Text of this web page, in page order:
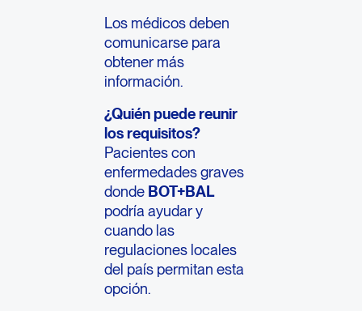
Los médicos deben
comunicarse para
obtener más
información.
¿Quién puede reunir
los requisitos?
Pacientes con
enfermedades graves
donde BOT+BAL
podría ayudar y
cuando las
regulaciones locales
del país permitan esta
opción.